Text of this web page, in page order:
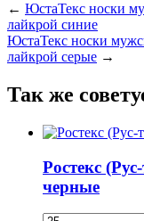
← ЮстаТекс носки
лайкрой синие
ЮстаТекс носки
лайкрой серые →
Так же
Ростекс
черные